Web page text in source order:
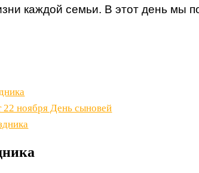
каждой семьи. В этот день мы
22 ноября День сыновей